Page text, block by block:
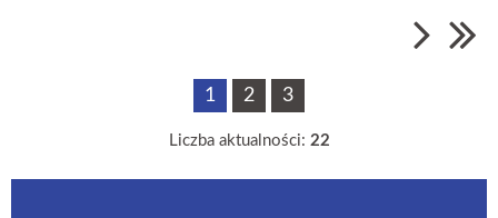
1 2 3
Liczba aktualności: 22